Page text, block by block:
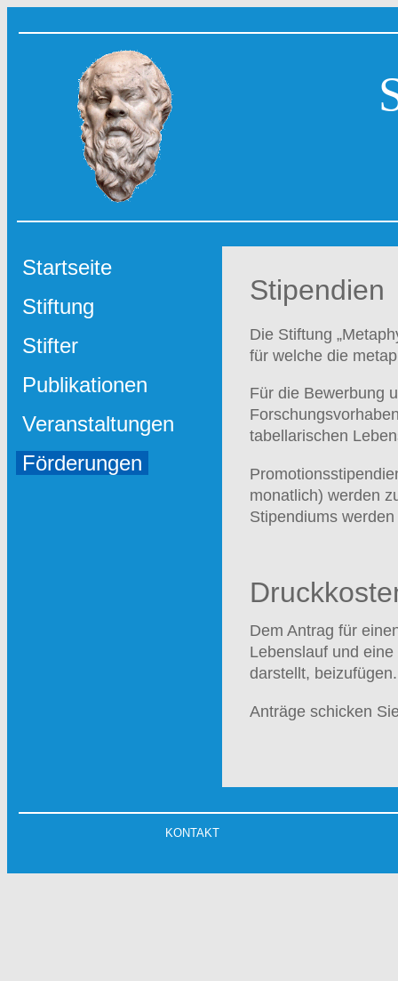
Startseite
Stiftung
Stifter
Publikationen
Veranstaltungen
Förderungen
Stipendien
Die Stiftung
für welche die
Für die Bewerbung
tabellarischen
monatlich) werden
Stipendiums
Dem Antrag für
Lebenslauf und
darstellt, beizufügen.
Anträge schicken
KONTAKT